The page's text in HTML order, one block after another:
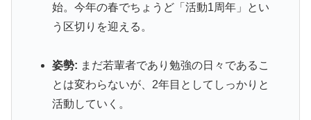
始。今年の春でちょうど「活動1周年」とい
う区切りを迎える。
姿勢: まだ若輩者であり勉強の日々であるこ
とは変わらないが、2年目としてしっかりと
活動していく。